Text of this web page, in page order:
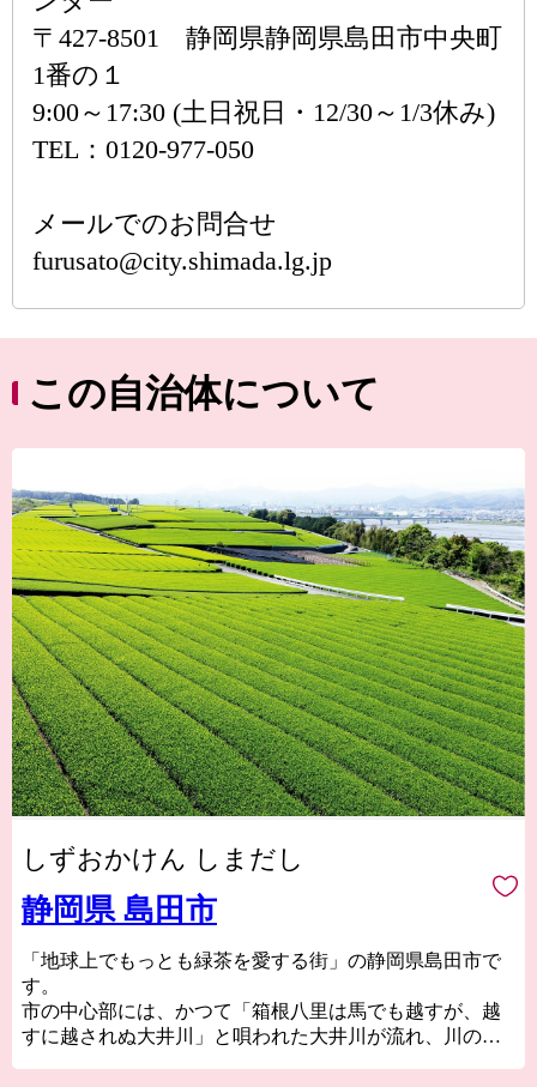
〒427-8501 静岡県静岡県島田市中央町
1番の１
9:00～17:30 (土日祝日・12/30～1/3休み)
TEL：0120-977-050
メールでのお問合せ
furusato@city.shimada.lg.jp
この自治体について
しずおかけん しまだし
静岡県 島田市
「地球上でもっとも緑茶を愛する街」の静岡県島田市で
す。
市の中心部には、かつて「箱根八里は馬でも越すが、越
すに越されぬ大井川」と唄われた大井川が流れ、川の恵